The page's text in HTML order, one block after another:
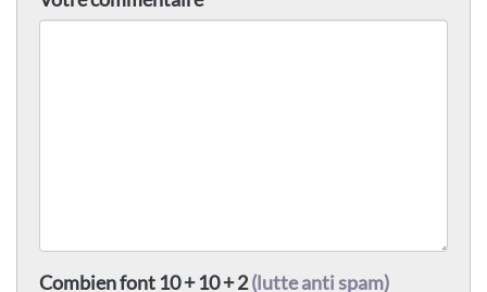
Combien font 10 + 10 + 2(lutte anti spam)